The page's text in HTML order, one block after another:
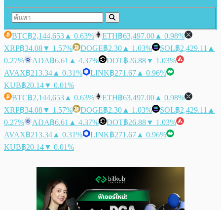
BTC฿2,144,653 ▲ 0.63% ETH฿63,497.00 ▲ 0.98%
XRP฿34.08▼ 1.57% DOGE฿2.30 ▲ 1.03% SOL฿2,429.11 ▲
0.27%
ADA฿6.61 ▲ 4.37% DOT฿26.88▼ 1.03%
AVAX฿213.34 ▲ 0.31% LINK฿271.67 ▲ 0.96%
KUB฿20.14▼ 0.01%
BTC฿2,144,653 ▲ 0.63% ETH฿63,497.00 ▲ 0.98%
XRP฿34.08▼ 1.57% DOGE฿2.30 ▲ 1.03% SOL฿2,429.11 ▲
0.27%
ADA฿6.61 ▲ 4.37% DOT฿26.88▼ 1.03%
AVAX฿213.34 ▲ 0.31% LINK฿271.67 ▲ 0.96%
KUB฿20.14▼ 0.01%